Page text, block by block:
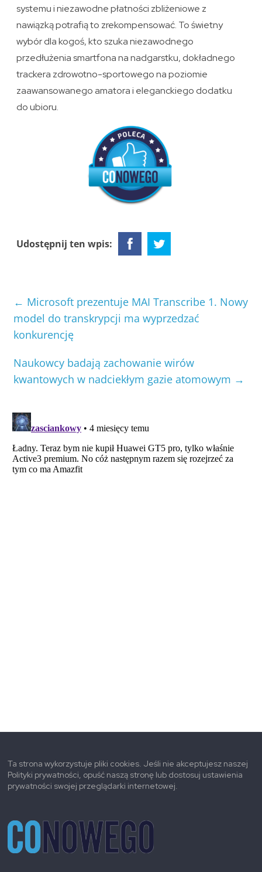
systemu i niezawodne płatności zbliżeniowe z
nawiązką potrafią to zrekompensować. To świetny
wybór dla kogoś, kto szuka niezawodnego
przedłużenia smartfona na nadgarstku, dokładnego
trackera zdrowotno-sportowego na poziomie
zaawansowanego amatora i eleganckiego dodatku
do ubioru.
Udostępnij ten wpis:
← Microsoft prezentuje MAI Transcribe 1. Nowy
model do transkrypcji ma wyprzedzać
konkurencję
Naukowcy badają zachowanie wirów
kwantowych w nadciekłym gazie atomowym →
Ta strona wykorzystuje pliki cookies. Jeśli nie akceptujesz naszej
Polityki prywatności, opuść naszą stronę lub dostosuj ustawienia
prywatności swojej przeglądarki internetowej.